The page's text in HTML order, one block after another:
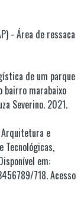
- Área de ressaca
de um parque
bairro marabaixo
Severino. 2021.
Arquitetura e
Tecnológicas,
em:
718. Acesso